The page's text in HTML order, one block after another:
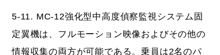
5-11. MC-12強化型中高度偵察監視システム固
定翼機は、フルモーション映像およびその他の
情報収集の両方が可能である。乗員は2名のパ